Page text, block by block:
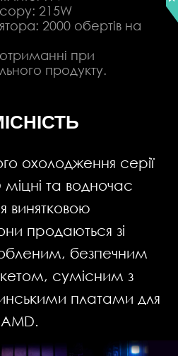
215W
2000 обертів на
при
продукту.
охолодження серії
міцні та водночас
винятковою
продаються зі
безпечним
сумісним з
платами для